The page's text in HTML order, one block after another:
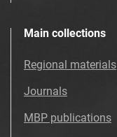
Main collections
Regional materials
Journals
MBP publications